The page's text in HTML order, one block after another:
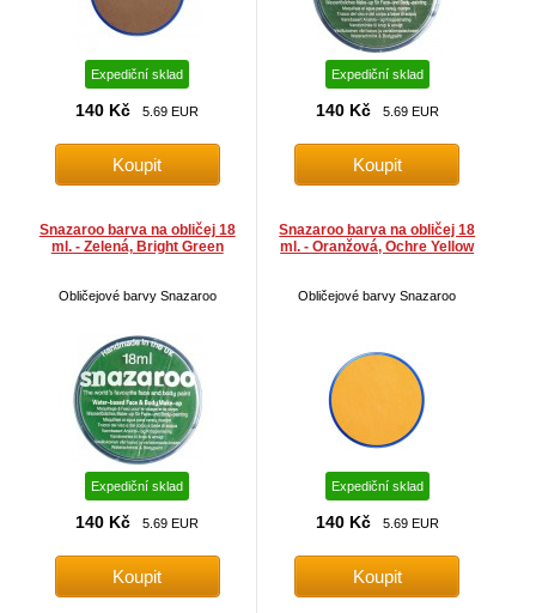
Expediční sklad
140 Kč 5.69 EUR
Expediční sklad
140 Kč 5.69 EUR
Snazaroo barva na obličej 18
ml. - Zelená, Bright Green
Obličejové barvy Snazaroo
Expediční sklad
140 Kč 5.69 EUR
Snazaroo barva na obličej 18
ml. - Oranžová, Ochre Yellow
Obličejové barvy Snazaroo
Expediční sklad
140 Kč 5.69 EUR